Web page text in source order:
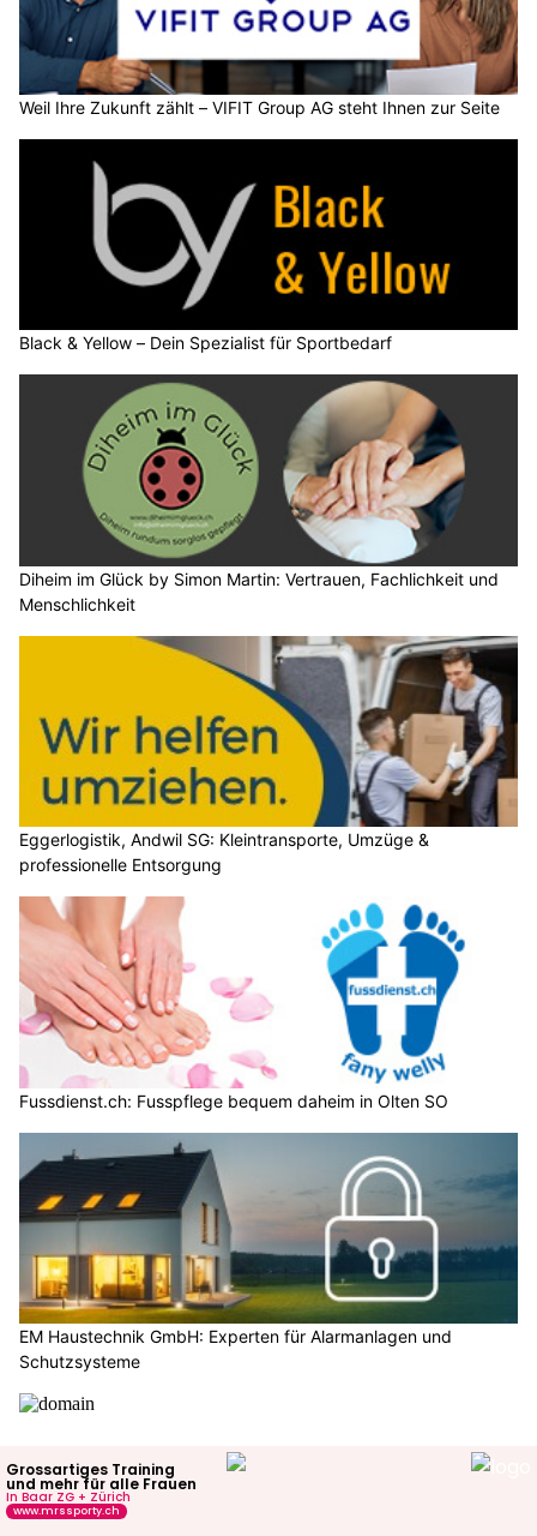
Weil Ihre Zukunft zählt – VIFIT Group AG steht Ihnen zur Seite
Black & Yellow – Dein Spezialist für Sportbedarf
Diheim im Glück by Simon Martin: Vertrauen, Fachlichkeit und
Menschlichkeit
Eggerlogistik, Andwil SG: Kleintransporte, Umzüge &
professionelle Entsorgung
Fussdienst.ch: Fusspflege bequem daheim in Olten SO
EM Haustechnik GmbH: Experten für Alarmanlagen und
Schutzsysteme